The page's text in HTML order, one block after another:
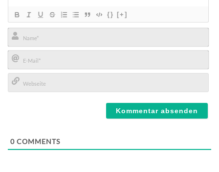
{} [+]
Name*
E-
Mail*
0 COMMENTS